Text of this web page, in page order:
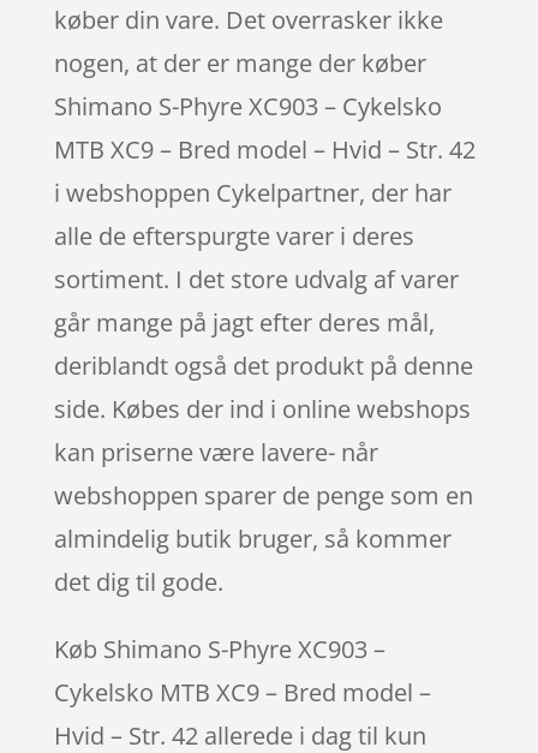
køber din vare. Det overrasker ikke
nogen, at der er mange der køber
Shimano S-Phyre XC903 – Cykelsko
MTB XC9 – Bred model – Hvid – Str. 42
i webshoppen Cykelpartner, der har
alle de efterspurgte varer i deres
sortiment. I det store udvalg af varer
går mange på jagt efter deres mål,
deriblandt også det produkt på denne
side. Købes der ind i online webshops
kan priserne være lavere- når
webshoppen sparer de penge som en
almindelig butik bruger, så kommer
det dig til gode.
Køb Shimano S-Phyre XC903 –
Cykelsko MTB XC9 – Bred model –
Hvid – Str. 42 allerede i dag til kun